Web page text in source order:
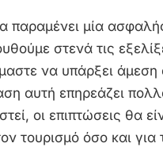
παραμένει μία
στενά τις
να υπάρξει
αυτή επηρεάζει
οι επιπτώσεις θα
τουρισμό όσο και για